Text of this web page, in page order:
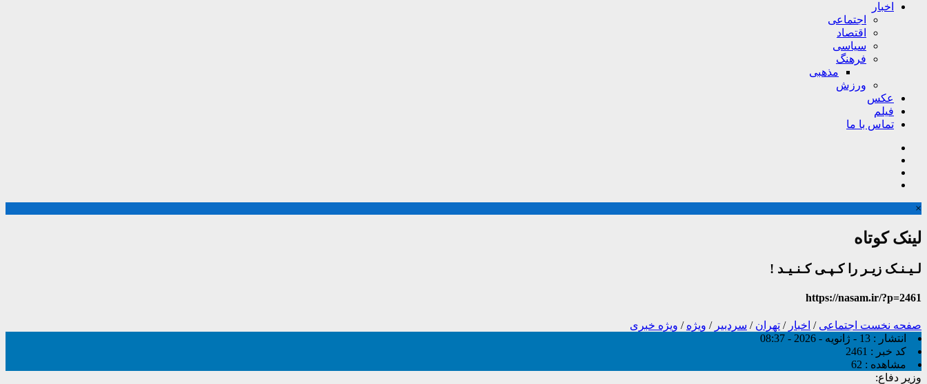
اخبار
اجتماعی
اقتصاد
سیاسی
فرهنگ
مذهبی
ورزش
عکس
فیلم
تماس با ما
×
لینک کوتاه
لـیـنـک زیـر را کـپـی کـنـیـد !
https://nasam.ir/?p=2461
صفحه نخست اجتماعی / اخبار / تهران / سردبیر / ویژه / ویژه خبری
انتشار : 13 - ژانویه - 2026 - 08:37
کد خبر : 2461
مشاهده : 62
وزیر دفاع: